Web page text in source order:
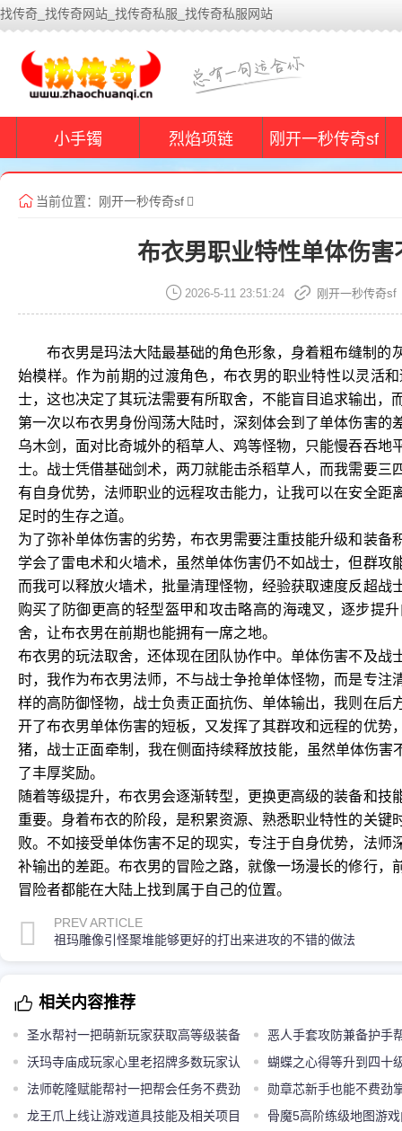
找传奇_找传奇网站_找传奇私服_找传奇私服网站
小手镯 烈焰项链 刚开一秒传奇sf
当前位置： 刚开一秒传奇sf
布衣男职业特性单体伤
2026-5-11 23:51:24 刚开一秒传奇sf
布衣男是玛法大陆最基础的角色形象，身着粗布缝制
始模样。作为前期的过渡角色，布衣男的职业特性以灵活
士，这也决定了其玩法需要有所取舍，不能盲目追求输出，
第一次以布衣男身份闯荡大陆时，深刻体会到了单体伤害
乌木剑，面对比奇城外的稻草人、鸡等怪物，只能慢吞吞
士。战士凭借基础剑术，两刀就能击杀稻草人，而我需要
有自身优势，法师职业的远程攻击能力，让我可以在安全
足时的生存之道。
为了弥补单体伤害的劣势，布衣男需要注重技能升级和装
学会了雷电术和火墙术，虽然单体伤害仍不如战士，但群
而我可以释放火墙术，批量清理怪物，经验获取速度反超
购买了防御更高的轻型盔甲和攻击略高的海魂叉，逐步提
舍，让布衣男在前期也能拥有一席之地。
布衣男的玩法取舍，还体现在团队协作中。单体伤害不及
时，我作为布衣男法师，不与战士争抢单体怪物，而是专
样的高防御怪物，战士负责正面抗伤、单体输出，我则在
开了布衣男单体伤害的短板，又发挥了其群攻和远程的优
猪，战士正面牵制，我在侧面持续释放技能，虽然单体伤
了丰厚奖励。
随着等级提升，布衣男会逐渐转型，更换更高级的装备和
重要。身着布衣的阶段，是积累资源、熟悉职业特性的关
败。不如接受单体伤害不足的现实，专注于自身优势，法
补输出的差距。布衣男的冒险之路，就像一场漫长的修行
冒险者都能在大陆上找到属于自己的位置。
PREV ARTICLE
祖玛雕像引怪聚堆能够更好的打出来进攻的不错的做法
相关内容推荐
圣水帮衬一把萌新玩家获取高等级装备
萌新逆袭的稀罕得很混子位道具
恶人手套攻防兼备护手
升游戏内最中心竞争力
沃玛寺庙成玩家心里老招牌多数玩家认
可的复古刷宝地图
蝴蝶之心得等升到四十
法师乾隆赋能帮衬一把帮会任务不费劲
闯
勋章芯新手也能不费劲
龙王爪上线让游戏道具技能及相关项目
骨魔5高阶练级地图游